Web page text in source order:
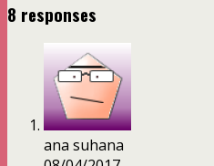
8 responses
ana suhana